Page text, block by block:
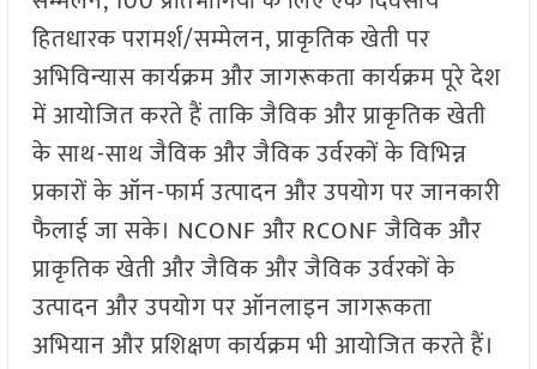
हितधारक परामर्श/सम्मेलन, प्राकृतिक खेती पर
अभिविन्यास कार्यक्रम और जागरूकता कार्यक्रम पूरे देश
में आयोजित करते हैं ताकि जैविक और प्राकृतिक खेती
के साथ-साथ जैविक और जैविक उर्वरकों के विभिन्न
प्रकारों के ऑन-फार्म उत्पादन और उपयोग पर जानकारी
फैलाई जा सके। NCONF और RCONF जैविक और
प्राकृतिक खेती और जैविक और जैविक उर्वरकों के
उत्पादन और उपयोग पर ऑनलाइन जागरूकता
अभियान और प्रशिक्षण कार्यक्रम भी आयोजित करते हैं।